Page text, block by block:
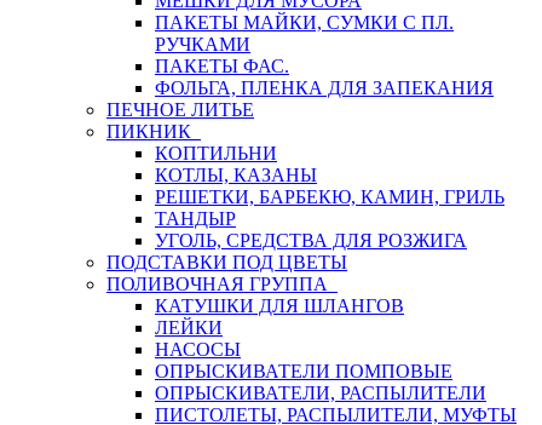
ПАКЕТЫ МАЙКИ, СУМКИ С ПЛ.
РУЧКАМИ
ПАКЕТЫ ФАС.
ФОЛЬГА, ПЛЕНКА ДЛЯ ЗАПЕКАНИЯ
ПЕЧНОЕ ЛИТЬЕ
ПИКНИК
КОПТИЛЬНИ
КОТЛЫ, КАЗАНЫ
РЕШЕТКИ, БАРБЕКЮ, КАМИН, ГРИЛЬ
ТАНДЫР
УГОЛЬ, СРЕДСТВА ДЛЯ РОЗЖИГА
ПОДСТАВКИ ПОД ЦВЕТЫ
ПОЛИВОЧНАЯ ГРУППА
КАТУШКИ ДЛЯ ШЛАНГОВ
ЛЕЙКИ
НАСОСЫ
ОПРЫСКИВАТЕЛИ ПОМПОВЫЕ
ОПРЫСКИВАТЕЛИ, РАСПЫЛИТЕЛИ
ПИСТОЛЕТЫ, РАСПЫЛИТЕЛИ, МУФТЫ